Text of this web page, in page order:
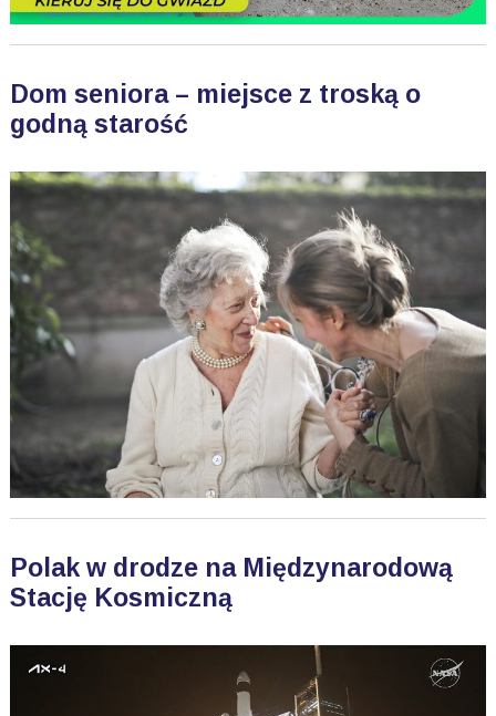
Dom seniora – miejsce z troską o
godną starość
Polak w drodze na Międzynarodową
Stację Kosmiczną